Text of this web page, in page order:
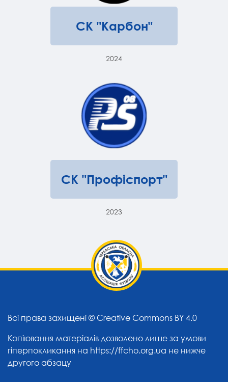
СК "Карбон"
2024
СК "Профіспорт"
2023
Всі права захищені © Creative Commons BY 4.0
Копіювання матеріалів дозволено лише за умови
гіперпокликання на https://ffcho.org.ua не нижче
другого абзацу